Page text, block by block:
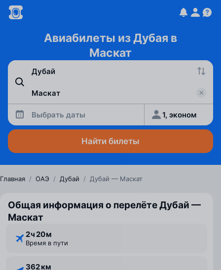
Авиабилеты из Дубая в
Маскат
Выбрать даты 1, эконом
Найти билеты
Главная / ОАЭ / Дубай / Дубай — Маскат
Общая информация о перелёте Дубай —
Маскат
2 ⁠ч 20 ⁠м
Время в пути
362 км